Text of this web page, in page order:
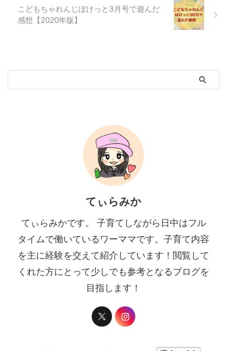
こどもちゃれんじぽけっと3月号で遊んだ
感想【2020年版】
てぃらみか
てぃらみかです。 子育てしながら日中はフル
タイムで働いているワーママです。子育て内容
を主に経験を交えて紹介しています！閲覧して
くれた方にとって少しでも参考となるブログを
目指します！